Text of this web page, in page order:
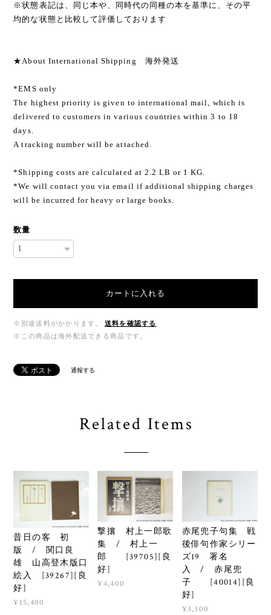
※状態表記は、同じ本や、同時代の同種の本を基準に、その平
均的な状態と比較して評価しております
★About International Shipping 海外発送
*EMS only
The highest priority is given to international mail, which is
delivered to customers in various countries within 3 to 18
days.
A tracking number will be attached.
*Shipping costs are calculated at 2.2 LB or 1 KG.
*We will contact you via email if additional shipping charges
will be incurred for heavy or large books.
数量
カートに入れる
※別途送料がかかります。
送料を確認する
※この商品は海外配送できる商品です。
通報する
Related Items
昔日の客 初
版 / 関口良
雄 山高登木版口
絵入 [39267][良
好]
¥15,400
撃攘 村上一郎歌
集 / 村上一
郎 [39705][良
好]
¥4,400
赤尾兜子句集 戦
後俳句作家シリー
ズ19 署名
入 / 赤尾兜
子 [40014][良
好]
¥3,300